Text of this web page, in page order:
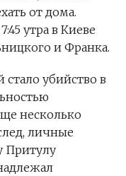
от дома.
утра в Киеве
и Франка.
убийство в
несколько
личные
Притулу